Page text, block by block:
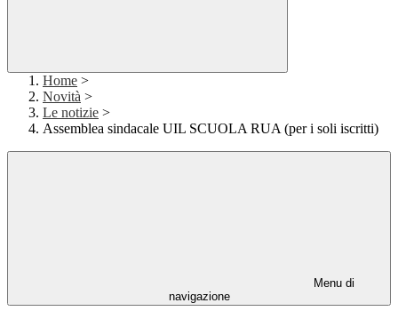
Home >
Novità >
Le notizie >
Assemblea sindacale UIL SCUOLA RUA (per i soli iscritti)
Menu di
navigazione